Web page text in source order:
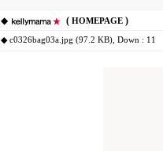
◆ ( HOMEPAGE )
◆ c0326bag03a.jpg (97.2 KB) , Down : 11